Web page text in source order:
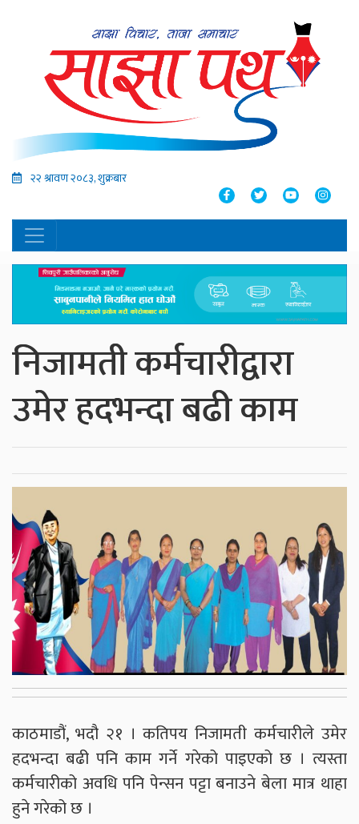
२२ श्रावण २०८३, शुक्रबार
निजामती कर्मचारीद्वारा
उमेर हदभन्दा बढी काम
काठमाडौं, भदौ २१ । कतिपय निजामती कर्मचारीले उमेर
हदभन्दा बढी पनि काम गर्ने गरेको पाइएको छ । त्यस्ता
कर्मचारीको अवधि पनि पेन्सन पट्टा बनाउने बेला मात्र थाहा
हुने गरेको छ ।